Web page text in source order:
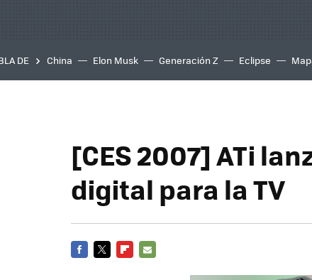
DE China Elon Musk Generación Z Eclipse
[CES 2007] ATi
digital para la TV